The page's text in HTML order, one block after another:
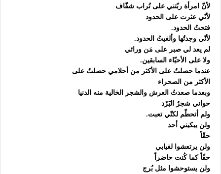
لأنّ امرأة ربّتني على تُراب شفّاف
لأنّي عثرت على الحدود
فتحتُ الحدود.
لأنّي وجدتُها وألغيتُ الحدود.
لم يعد لي صبر على مَن ورائي
ولا على الأحبّاء السابقين.
عندما حصلتُ على الأكثر من أحلامي حصلتُ على
الأكثر من الصحراء
وبعدما صعدتُ العرش والشجر الخالية منه الدنيا
حواني شجرُ البَرْد
ولم أتحطّم لكنّي تعبت.
ولن يبكيني أحد
حقّاً
ولن يرتعشوا لغيابي
حقّاً كما كُنت حاضراً
ولن يستوحشوا مثل بُرج